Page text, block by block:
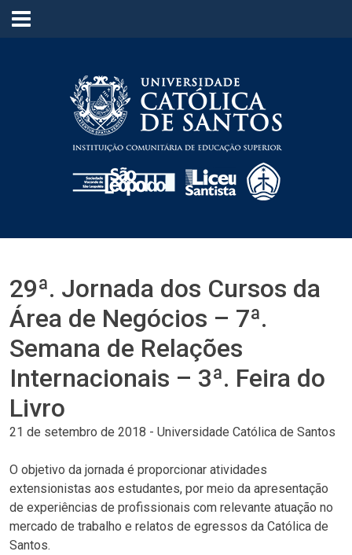
≡
29ª. Jornada dos Cursos da
Área de Negócios – 7ª.
Semana de Relações
Internacionais – 3ª. Feira do
Livro
21 de setembro de 2018 - Universidade Católica de Santos
O objetivo da jornada é proporcionar atividades
extensionistas aos estudantes, por meio da apresentação
de experiências de profissionais com relevante atuação no
mercado de trabalho e relatos de egressos da Católica de
Santos.